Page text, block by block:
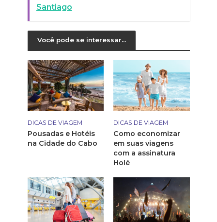
Santiago
Você pode se interessar...
DICAS DE VIAGEM
Pousadas e Hotéis
na Cidade do Cabo
DICAS DE VIAGEM
Como economizar
em suas viagens
com a assinatura
Holé